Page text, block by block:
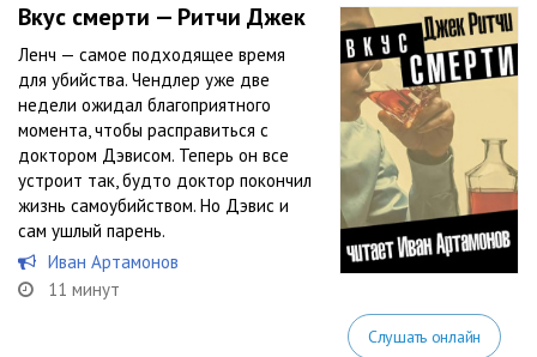
Вкус смерти — Ритчи Джек
Ленч — самое подходящее время
для убийства. Чендлер уже две
недели ожидал благоприятного
момента, чтобы расправиться с
доктором Дэвисом. Теперь он все
устроит так, будто доктор покончил
жизнь самоубийством. Но Дэвис и
сам ушлый парень.
Иван Артамонов
11 минут
Слушать онлайн